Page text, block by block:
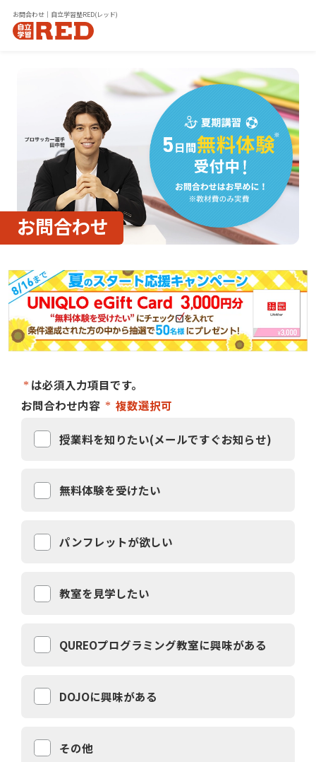
お問合わせ｜自立学習塾RED(レッド)
お問合わせ
は必須入力項目です。
お問合わせ内容
複数選択可
授業料を知りたい(メールですぐお知らせ)
無料体験を受けたい
パンフレットが欲しい
教室を見学したい
QUREOプログラミング教室に興味がある
DOJOに興味がある
その他